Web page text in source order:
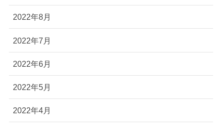
2022年8月
2022年7月
2022年6月
2022年5月
2022年4月